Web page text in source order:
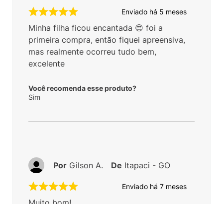
Enviado há 5 meses
Minha filha ficou encantada 😍 foi a
primeira compra, então fiquei apreensiva,
mas realmente ocorreu tudo bem,
excelente
Você recomenda esse produto?
Sim
Enviado há 7 meses
Por Gilson A. De Itapaci - GO